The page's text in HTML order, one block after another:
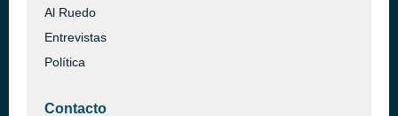
Al Ruedo
Entrevistas
Política
Contacto